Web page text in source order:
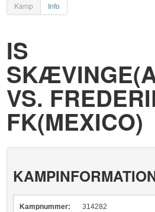
Kamp Info
IS
VS.
FK(MEXICO)
Kampnummer: 314282